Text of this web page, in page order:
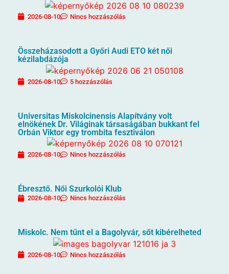
2026-08-10 Nincs hozzászólás
Összeházasodott a Győri Audi ETO két női
kézilabdázója
2026-08-10 5 hozzászólás
Universitas Miskolcinensis Alapítvány volt
elnökének Dr. Világinak társaságában bukkant fel
Orbán Viktor egy trombita fesztiválon
2026-08-10 Nincs hozzászólás
Ébresztő. Női Szurkolói Klub
2026-08-10 Nincs hozzászólás
Miskolc. Nem tűnt el a Bagolyvár, sőt kibérelheted
2026-08-10 Nincs hozzászólás